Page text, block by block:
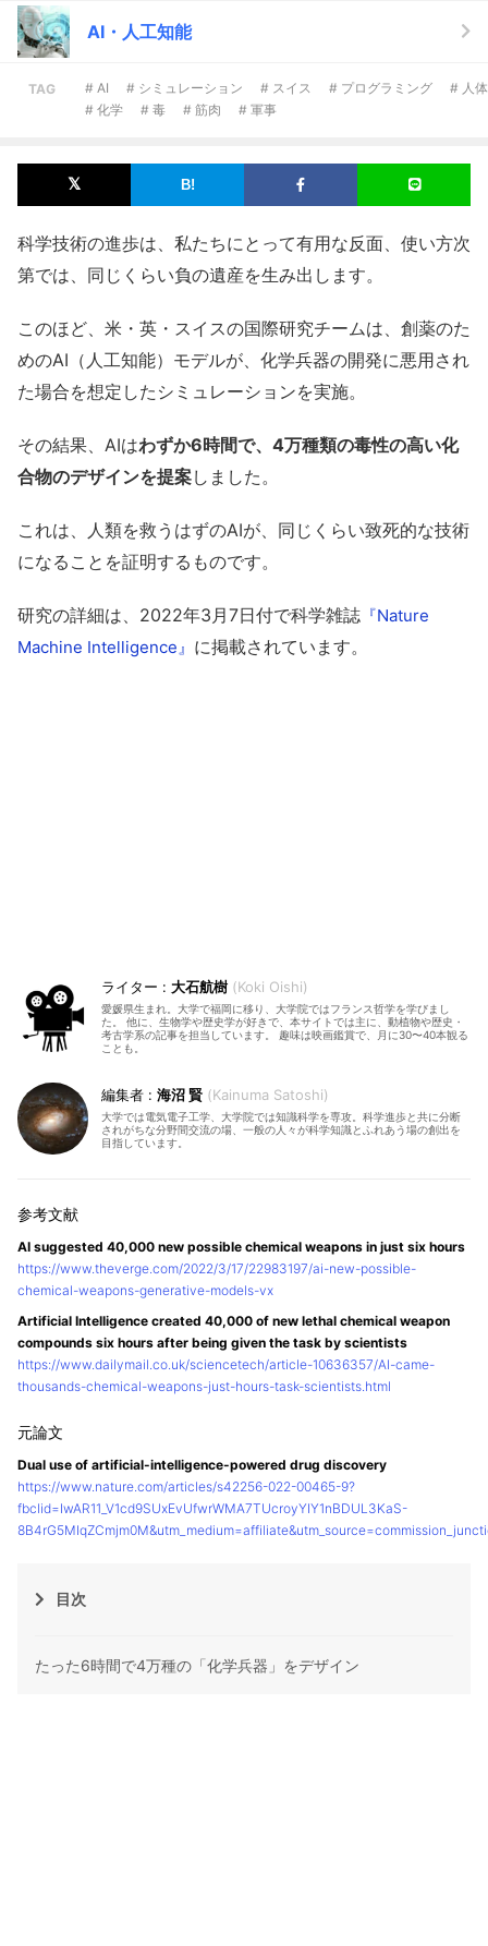
AI・人工知能
TAG # AI # シミュレーション # スイス # プログラミング
# 人体
# 化学
# 毒 # 筋肉 # 軍事
科学技術の進歩は、私たちにとって有用な反面、使い方次
第では、同じくらい負の遺産を生み出します。
このほど、米・英・スイスの国際研究チームは、創薬のた
めのAI（人工知能）モデルが、化学兵器の開発に悪用され
た場合を想定したシミュレーションを実施。
その結果、AIはわずか6時間で、4万種類の毒性の高い化
合物のデザインを提案しました。
これは、人類を救うはずのAIが、同じくらい致死的な技術
になることを証明するものです。
研究の詳細は、2022年3月7日付で科学雑誌 『Nature
Machine Intelligence』 に掲載されています。
大石航樹 Koki Oishi
愛媛県生まれ。大学で福岡に移り、大学院ではフランス哲学を学びまし
た。 他に、生物学や歴史学が好きで、本サイトでは主に、動植物や歴史・
考古学系の記事を担当しています。 趣味は映画鑑賞で、月に30〜40本観る
ことも。
海沼 賢 Kainuma Satoshi
大学では電気電子工学、大学院では知識科学を専攻。科学進歩と共に分断
されがちな分野間交流の場、一般の人々が科学知識とふれあう場の創出を
目指しています。
AI suggested 40,000 new possible chemical weapons in just six hours
https://www.theverge.com/2022/3/17/22983197/ai-new-possible-
chemical-weapons-generative-models-vx
Artificial Intelligence created 40,000 of new lethal chemical weapon
compounds six hours after being given the task by scientists
https://www.dailymail.co.uk/sciencetech/article-10636357/AI-came-
thousands-chemical-weapons-just-hours-task-scientists.html
Dual use of artificial-intelligence-powered drug discovery
https://www.nature.com/articles/s42256-022-00465-9?
fbclid=IwAR11_V1cd9SUxEvUfwrWMA7TUcroyYIY1nBDUL3KaS-
目次
たった6時間で4万種の「化学兵器」をデザイン